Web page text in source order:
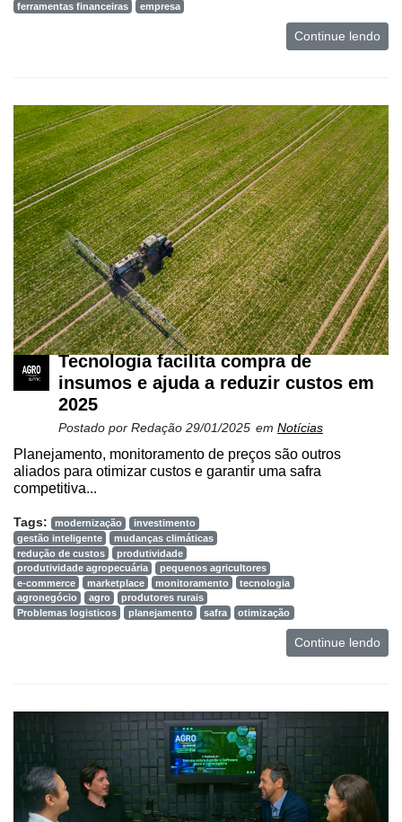
ferramentas financeiras
empresa
Continue lendo
Tecnologia facilita compra de
insumos e ajuda a reduzir custos em
2025
Postado por Redação 29/01/2025 em Notícias
Planejamento, monitoramento de preços são outros
aliados para otimizar custos e garantir uma safra
competitiva...
Tags: modernização
investimento
gestão inteligente
mudanças climáticas
redução de custos
produtividade
produtividade agropecuária
pequenos agricultores
e-commerce
marketplace monitoramento
tecnologia
agronegócio
agro
produtores rurais
Problemas logisticos
planejamento safra otimização
Continue lendo